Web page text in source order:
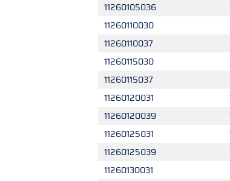
11260105036
11260110030
11260110037
11260115030
11260115037
11260120031
11260120039
11260125031
11260125039
11260130031